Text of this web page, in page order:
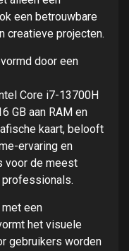
een betrouwbare
creatieve projecten.
door een
Core i7-13700H
GB aan RAM en
kaart, belooft
ervaring en
voor de meest
een
het visuele
gebruikers worden